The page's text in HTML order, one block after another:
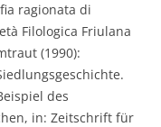
ragionata di
Filologica Friulana
(1990):
des
in: Zeitschrift für